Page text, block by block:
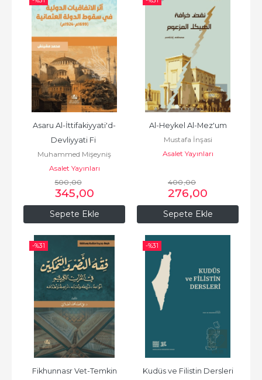
Sepete Ekle
Asaru Al-İttifakiyyati'd-
Devliyyati Fi
Sukuti'Devleti'l-
Osmaniyyati
Muhammed Mişeyniş
Asalet Yayınları
500,00
345,00
Sepete Ekle
Al-Heykel Al-Mez'um
Mustafa İnşasi
Asalet Yayınları
400,00
276,00
-%31
Fikhunnasr Vet-Temkin
-%31
Kudüs ve Filistin Dersleri